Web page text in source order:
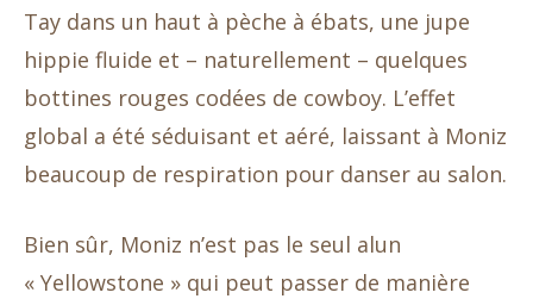
Tay dans un haut à pèche à ébats, une jupe
hippie fluide et – naturellement – quelques
bottines rouges codées de cowboy. L’effet
global a été séduisant et aéré, laissant à Moniz
beaucoup de respiration pour danser au salon.
Bien sûr, Moniz n’est pas le seul alun
« Yellowstone » qui peut passer de manière